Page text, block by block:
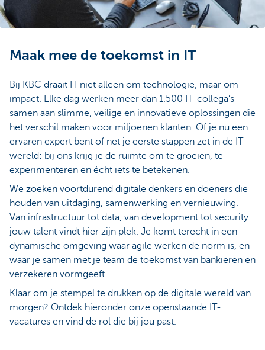
Maak mee de toekomst in IT
Bij KBC draait IT niet alleen om technologie, maar om
impact. Elke dag werken meer dan 1.500 IT-collega’s
samen aan slimme, veilige en innovatieve oplossingen die
het verschil maken voor miljoenen klanten. Of je nu een
ervaren expert bent of net je eerste stappen zet in de IT-
wereld: bij ons krijg je de ruimte om te groeien, te
experimenteren en écht iets te betekenen.
We zoeken voortdurend digitale denkers en doeners die
houden van uitdaging, samenwerking en vernieuwing.
Van infrastructuur tot data, van development tot security:
jouw talent vindt hier zijn plek. Je komt terecht in een
dynamische omgeving waar agile werken de norm is, en
waar je samen met je team de toekomst van bankieren en
verzekeren vormgeeft.
Klaar om je stempel te drukken op de digitale wereld van
morgen? Ontdek hieronder onze openstaande IT-
vacatures en vind de rol die bij jou past.